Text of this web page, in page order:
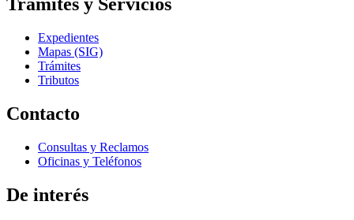
Expedientes
Mapas (SIG)
Trámites
Tributos
Contacto
Consultas y Reclamos
Oficinas y Teléfonos
De interés